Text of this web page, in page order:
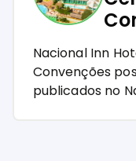
Nacional Inn
Convenções
publicados no